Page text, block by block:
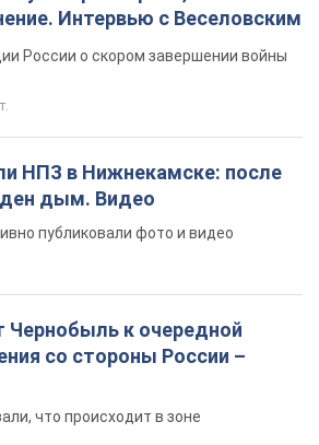
Интервью с Веселовским
России о скором завершении войны
НПЗ в Нижнекамске: после
дым. Видео
публиковали фото и видео
Чернобыль к очередной
со стороны России –
что происходит в зоне